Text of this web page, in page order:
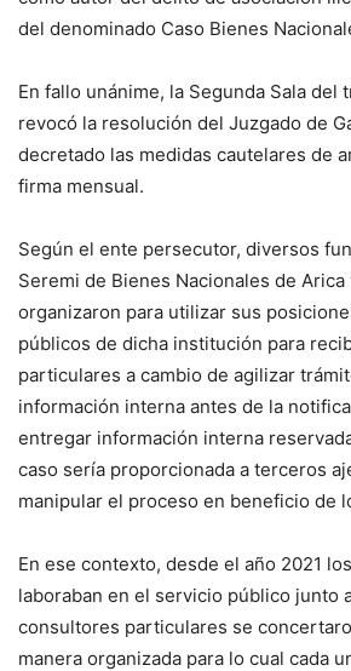
del denominado Caso Bienes
En fallo unánime, la Segunda Sala del
revocó la resolución del Juzgado de
decretado las medidas cautelares de
firma mensual.
Según el ente persecutor, diversos
Seremi de Bienes Nacionales de Arica
organizaron para utilizar sus
públicos de dicha institución para
particulares a cambio de agilizar
información interna antes de la
entregar información interna
caso sería proporcionada a terceros
manipular el proceso en beneficio de
En ese contexto, desde el año 2021
laboraban en el servicio público junto
consultores particulares se
manera organizada para lo cual cada